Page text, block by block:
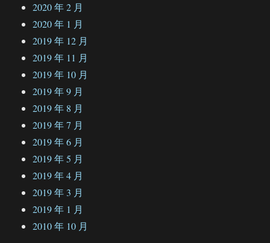
2020 年 2 月
2020 年 1 月
2019 年 12 月
2019 年 11 月
2019 年 10 月
2019 年 9 月
2019 年 8 月
2019 年 7 月
2019 年 6 月
2019 年 5 月
2019 年 4 月
2019 年 3 月
2019 年 1 月
2010 年 10 月